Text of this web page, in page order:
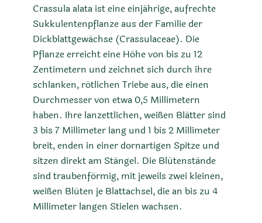
Crassula alata ist eine einjährige, aufrechte
Sukkulentenpflanze aus der Familie der
Dickblattgewächse (Crassulaceae). Die
Pflanze erreicht eine Höhe von bis zu 12
Zentimetern und zeichnet sich durch ihre
schlanken, rötlichen Triebe aus, die einen
Durchmesser von etwa 0,5 Millimetern
haben. Ihre lanzettlichen, weißen Blätter sind
3 bis 7 Millimeter lang und 1 bis 2 Millimeter
breit, enden in einer dornartigen Spitze und
sitzen direkt am Stängel. Die Blütenstände
sind traubenförmig, mit jeweils zwei kleinen,
weißen Blüten je Blattachsel, die an bis zu 4
Millimeter langen Stielen wachsen.